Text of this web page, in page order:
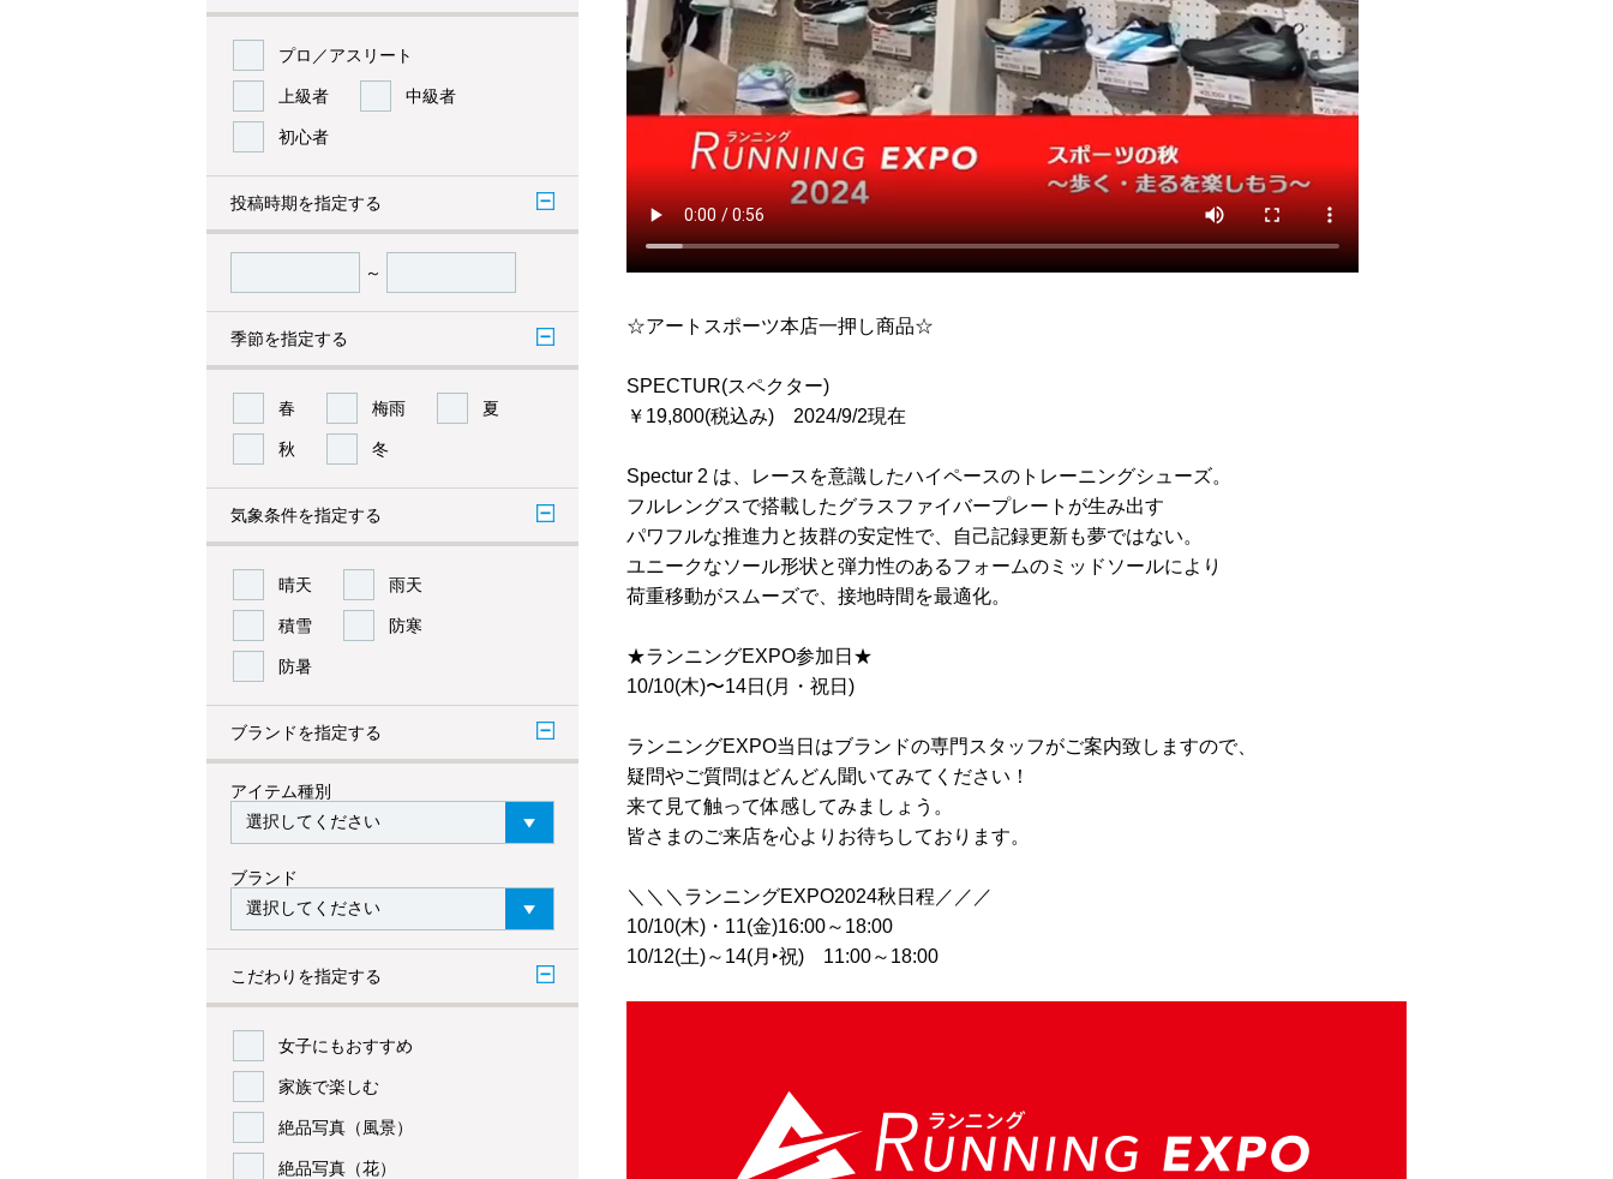
プロ／アスリート
上級者 中級者
初心者
投稿時期を指定する
～
季節を指定する
春 梅雨 夏
秋 冬
気象条件を指定する
晴天 雨天
積雪 防寒
防暑
ブランドを指定する
アイテム種別
ブランド
こだわりを指定する
女子にもおすすめ
家族で楽しむ
絶品写真（風景）
絶品写真（花）
☆アートスポーツ本店一押し商品☆
SPECTUR(スペクター)
￥19,800(税込み) 2024/9/2現在
Spectur 2 は、レースを意識したハイペースのトレーニングシューズ。
フルレングスで搭載したグラスファイバープレートが生み出す
パワフルな推進力と抜群の安定性で、自己記録更新も夢ではない。
ユニークなソール形状と弾力性のあるフォームのミッドソールにより
荷重移動がスムーズで、接地時間を最適化。
★ランニングEXPO参加日★
10/10(木)〜14日(月・祝日)
ランニングEXPO当日はブランドの専門スタッフがご案内致しますので、
疑問やご質問はどんどん聞いてみてください！
来て見て触って体感してみましょう。
皆さまのご来店を心よりお待ちしております。
＼＼＼ランニングEXPO2024秋日程／／／
10/10(木)・11(金)16:00～18:00
10/12(土)～14(月‣祝) 11:00～18:00